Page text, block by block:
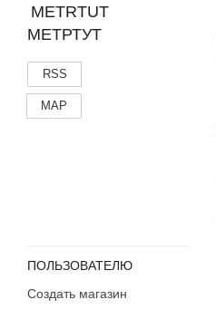
МЕТРТУТ
RSS
MAP
ПОЛЬЗОВАТЕЛЮ
Создать магазин